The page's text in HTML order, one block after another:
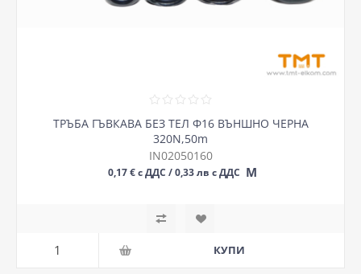
ТРЪБА ГЪВКАВА БЕЗ ТЕЛ Ф16 ВЪНШНО ЧЕРНА
320N,50m
IN02050160
0,17 € с ДДС / 0,33 лв с ДДС М